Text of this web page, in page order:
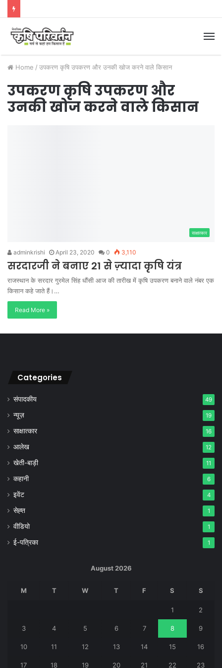
Home / उपकरण कृषि उपकरण और उनकी खोज करने वाले किसान
उपकरण कृषि उपकरण और
उनकी खोज करने वाले किसान
साक्षात्कार
adminkrishi April 23, 2020 0 3,110
सरदारजी ने बनाए 21 से ज़्यादा कृषि यंत्र
राजस्थान के सरदार गुरमेल सिंह धौंसी आज की तारीख में कृषि उपकरण बनाने वाले नंबर एक
किसान कहे जाते हैं।…
Read More »
Categories
संपादकीय 49
न्यूज़ 19
साक्षात्कार 16
आलेख 12
खेती-बाड़ी 11
कहानी 6
इवेंट 4
सेह्त 1
वीडियो 1
ई-पत्रिका 1
August 2026
M T W T F S S
1 2
3 4 5 6 7 8 9
10 11 12 13 14 15 16
17 18 19 20 21 22 23